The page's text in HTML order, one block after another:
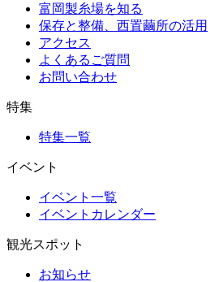
富岡製糸場を知る
保存と整備、西置繭所の活用
アクセス
よくあるご質問
お問い合わせ
特集
特集一覧
イベント
イベント一覧
イベントカレンダー
観光スポット
お知らせ